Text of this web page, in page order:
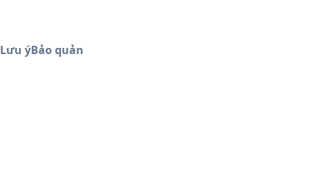
Lưu ýBảo quản